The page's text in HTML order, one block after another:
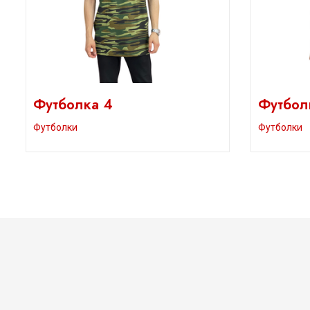
Футболка 4
Футболки Футболки